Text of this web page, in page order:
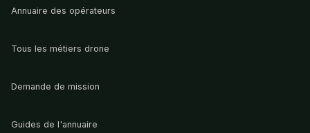
Annuaire des opérateurs
Tous les métiers drone
Demande de mission
Guides de l'annuaire